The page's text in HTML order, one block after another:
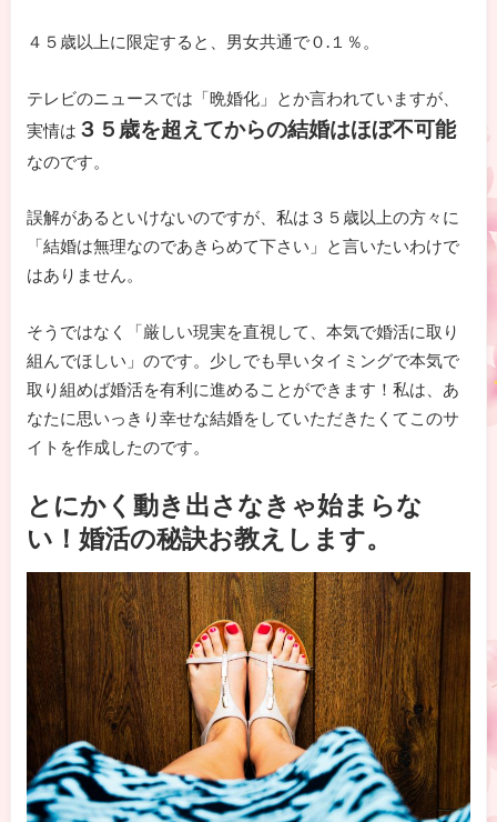
４５歳以上に限定すると、男女共通で０.１％。
テレビのニュースでは「晩婚化」とか言われていますが、
実情は ３５歳を超えてからの結婚はほぼ不可能
なのです。
誤解があるといけないのですが、私は３５歳以上の方々に
「結婚は無理なのであきらめて下さい」と言いたいわけで
はありません。
そうではなく「厳しい現実を直視して、本気で婚活に取り
組んでほしい」のです。少しでも早いタイミングで本気で
取り組めば婚活を有利に進めることができます！私は、あ
なたに思いっきり幸せな結婚をしていただきたくてこのサ
イトを作成したのです。
とにかく動き出さなきゃ始まらな
い！婚活の秘訣お教えします。